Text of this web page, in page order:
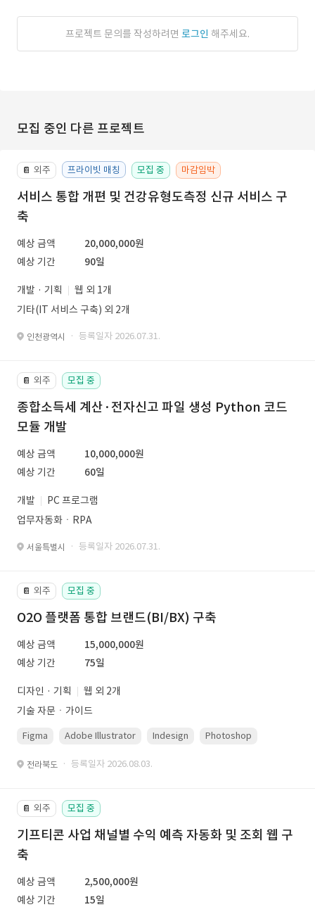
프로젝트 문의를 작성하려면 로그인 해주세요.
모집 중인 다른 프로젝트
📔 외주 프라이빗 매칭 모집 중 마감임박
서비스 통합 개편 및 건강유형도측정 신규 서비스 구
축
예상 금액
20,000,000원
예상 기간
90일
개발 · 기획
웹 외 1개
기타(IT 서비스 구축) 외 2개
인천광역시 · 등록일자 2026.07.31.
📔 외주 모집 중
종합소득세 계산·전자신고 파일 생성 Python 코드
모듈 개발
예상 금액
10,000,000원
예상 기간
60일
개발
PC 프로그램
업무자동화ㆍRPA
서울특별시 · 등록일자 2026.07.31.
📔 외주 모집 중
O2O 플랫폼 통합 브랜드(BI/BX) 구축
예상 금액
15,000,000원
예상 기간
75일
디자인 · 기획
웹 외 2개
기술 자문ㆍ가이드
Figma Adobe Illustrator Indesign Photoshop
전라북도 · 등록일자 2026.08.03.
📔 외주 모집 중
기프티콘 사업 채널별 수익 예측 자동화 및 조회 웹 구
축
예상 금액
2,500,000원
예상 기간
15일